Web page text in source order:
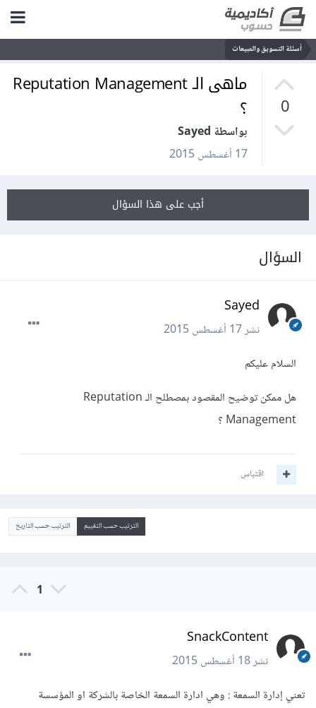
أسئلة التسويق والمبيعات
0
ماهى الـ Reputation Management
؟
بواسطة Sayed
17 أغسطس 2015
أجب على هذا السؤال
السؤال
Sayed
نشر17 أغسطس 2015
السلام عليكم
هل ممكن توضيح المقصود بمصطلح الـ Reputation
Management ؟
اقتباس
الترتيب حسب التقييم الترتيب حسب التاريخ
1
SnackContent
نشر18 أغسطس 2015
تعني إدارة السمعة : وهي ادارة السمعة الخاصة بالشركة او المؤسسة